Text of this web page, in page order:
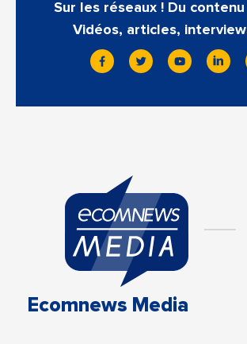
Sur les réseaux ! Du
Vidéos, articles,
Ecomnews Media